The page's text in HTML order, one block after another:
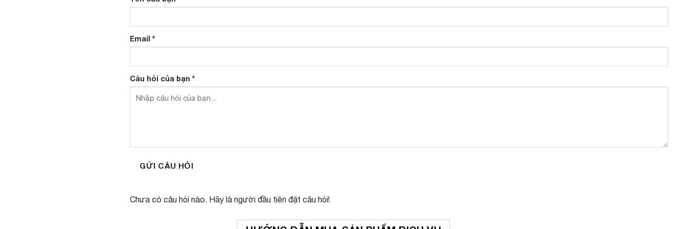
Email *
Câu hỏi của bạn *
GỬI CÂU HỎI
Chưa có câu hỏi nào. Hãy là người đầu tiên đặt câu hỏi!